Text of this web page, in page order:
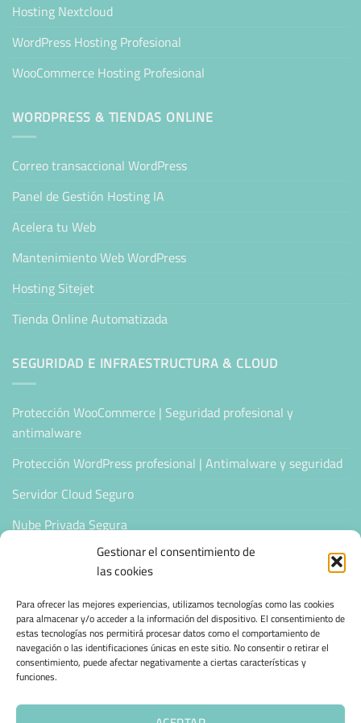
Gestionar el consentimiento de
las cookies
Para ofrecer las mejores experiencias, utilizamos tecnologías como las cookies
para almacenar y/o acceder a la información del dispositivo. El consentimiento de
estas tecnologías nos permitirá procesar datos como el comportamiento de
navegación o las identificaciones únicas en este sitio. No consentir o retirar el
consentimiento, puede afectar negativamente a ciertas características y
funciones.
Hosting Nextcloud
WordPress Hosting Profesional
WooCommerce Hosting Profesional
WORDPRESS & TIENDAS ONLINE
Correo transaccional WordPress
Panel de Gestión Hosting IA
Acelera tu Web
Mantenimiento Web WordPress
Hosting Sitejet
Tienda Online Automatizada
SEGURIDAD E INFRAESTRUCTURA & CLOUD
Protección WooCommerce | Seguridad profesional y
antimalware
Protección WordPress profesional | Antimalware y seguridad
Servidor Cloud Seguro
Nube Privada Segura
CONFIANZA & ESPECIALIZACIÓN
Sello de Confianza
Empresas Verificadas +100 Protocolos Online
Migración desde otro proveedor
Hosting ecológico + IA